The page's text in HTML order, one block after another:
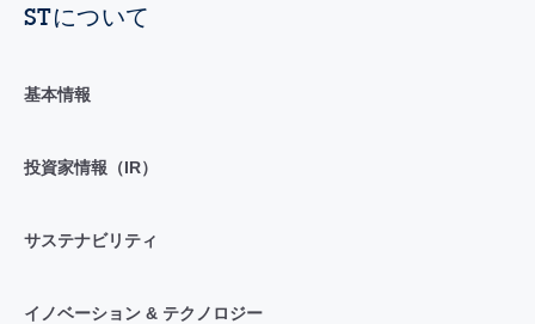
STについて
基本情報
投資家情報（IR）
サステナビリティ
イノベーション & テクノロジー